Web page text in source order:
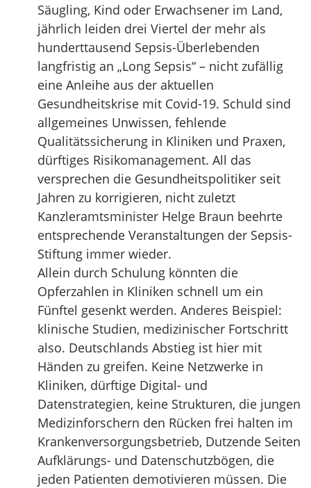
Säugling, Kind oder Erwachsener im Land,
jährlich leiden drei Viertel der mehr als
hunderttausend Sepsis-Überlebenden
langfristig an „Long Sepsis“ – nicht zufällig
eine Anleihe aus der aktuellen
Gesundheitskrise mit Covid-19. Schuld sind
allgemeines Unwissen, fehlende
Qualitätssicherung in Kliniken und Praxen,
dürftiges Risikomanagement. All das
versprechen die Gesundheitspolitiker seit
Jahren zu korrigieren, nicht zuletzt
Kanzleramtsminister Helge Braun beehrte
entsprechende Veranstaltungen der Sepsis-
Stiftung immer wieder.
Allein durch Schulung könnten die
Opferzahlen in Kliniken schnell um ein
Fünftel gesenkt werden. Anderes Beispiel:
klinische Studien, medizinischer Fortschritt
also. Deutschlands Abstieg ist hier mit
Händen zu greifen. Keine Netzwerke in
Kliniken, dürftige Digital- und
Datenstrategien, keine Strukturen, die jungen
Medizinforschern den Rücken frei halten im
Krankenversorgungsbetrieb, Dutzende Seiten
Aufklärungs- und Datenschutzbögen, die
jeden Patienten demotivieren müssen. Die